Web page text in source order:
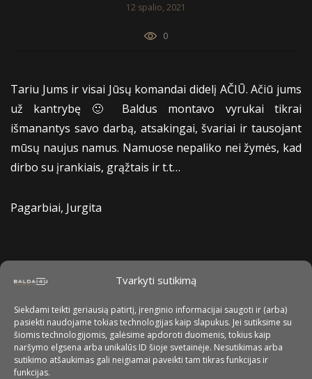
Tvarkyti sutikimą
Siekdami teikti geriausią patirtį, įrenginio informacijai saugoti ir (arba)
pasiekti naudojame tokias technologijas kaip slapukus. Jei sutiksime su
šiomis technologijomis, galėsime apdoroti duomenis, tokius kaip
naršymo elgsena arba unikalūs ID šioje svetainėje. Nesutikimas arba
sutikimo atšaukimas gali neigiamai paveikti tam tikras funkcijas ir
funkcijas.
12 spalio, 2021
0
Tariu Jums ir visai Jūsų komandai didelį AČIŪ. Ačiū jums
už kantrybę 🙂 Baldus montavo vyrukai tikrai
išmanantys savo darbą, atsakingai, švariai ir tausojant
mūsų naujus namus. Namuose nepaliko nei žymės, kad
dirbo su įrankiais, grąžtais ir t.t…
Pagarbiai, Jurgita